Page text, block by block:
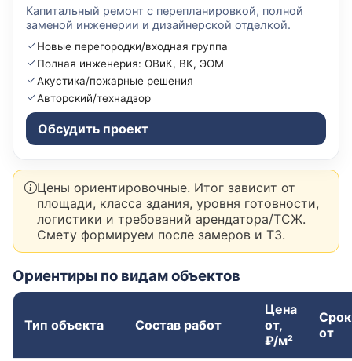
Капитальный ремонт с перепланировкой, полной
заменой инженерии и дизайнерской отделкой.
Новые перегородки/входная группа
Полная инженерия: ОВиК, ВК, ЭОМ
Акустика/пожарные решения
Авторский/технадзор
Обсудить проект
Цены ориентировочные. Итог зависит от
площади, класса здания, уровня готовности,
логистики и требований арендатора/ТСЖ.
Смету формируем после замеров и ТЗ.
Ориентиры по видам объектов
Тип объекта Состав работ
Цена
от,
₽/м²
от